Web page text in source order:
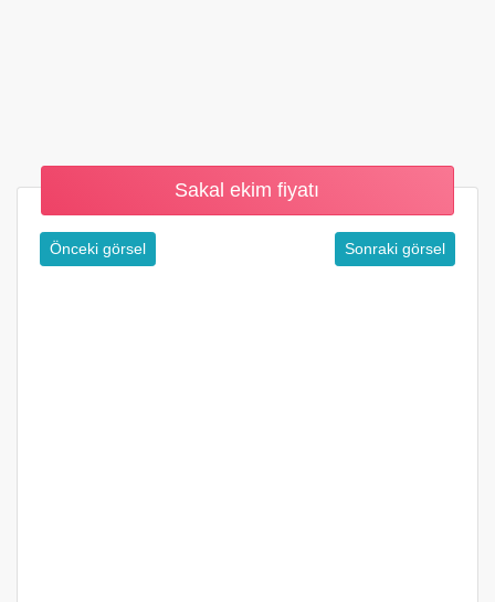
Sakal ekim fiyatı
Önceki görsel Sonraki görsel